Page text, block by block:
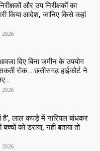
और उप निरीक्षकों का
किया आदेश, जानिए किसे कहां
2026
दिए बिना जमीन के उपयोग
रोक… छत्तीसगढ़ हाईकोर्ट ने
2026
है’, लाल कपड़े में नारियल बांधकर
को डराया, नहीं बताया तो
2026